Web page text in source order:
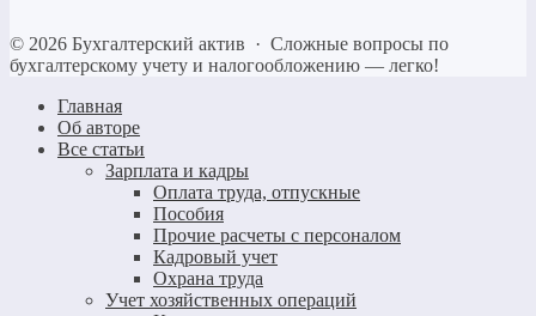
© 2026 Бухгалтерский актив · Сложные вопросы по
бухгалтерскому учету и налогообложению — легко!
Главная
Об авторе
Все статьи
Зарплата и кадры
Оплата труда, отпускные
Пособия
Прочие расчеты с персоналом
Кадровый учет
Охрана труда
Учет хозяйственных операций